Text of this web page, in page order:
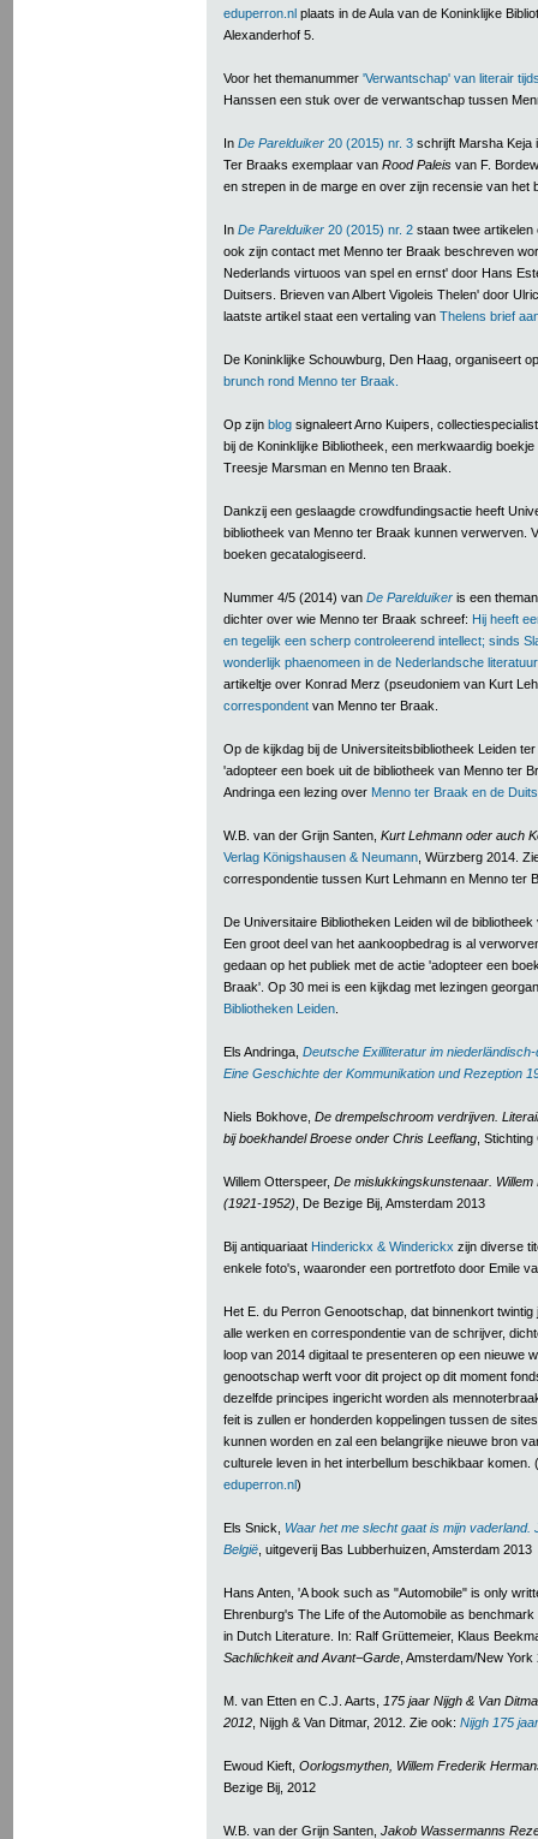
eduperron.nl plaats in de Aula van de Koninklijke
Alexanderhof 5.
Voor het themanummer 'Verwantschap' van literair
Hanssen een stuk over de verwantschap tussen
In De Parelduiker 20 (2015) nr. 3 schrijft Marsha Keja
Ter Braaks exemplaar van Rood Paleis van F.
en strepen in de marge en over zijn recensie van het
In De Parelduiker 20 (2015) nr. 2 staan twee artikelen
ook zijn contact met Menno ter Braak beschreven
Nederlands virtuoos van spel en ernst' door Hans
Duitsers. Brieven van Albert Vigoleis Thelen' door
laatste artikel staat een vertaling van Thelens brief
De Koninklijke Schouwburg, Den Haag, organiseert
brunch rond Menno ter Braak.
Op zijn blog signaleert Arno Kuipers,
bij de Koninklijke Bibliotheek, een merkwaardig
Treesje Marsman en Menno ten Braak.
Dankzij een geslaagde crowdfundingsactie heeft
bibliotheek van Menno ter Braak kunnen verwerven.
boeken gecatalogiseerd.
Nummer 4/5 (2014) van De Parelduiker is een
dichter over wie Menno ter Braak schreef: Hij heeft
en tegelijk een scherp controleerend intellect; sinds
wonderlijk phaenomeen in de Nederlandsche
artikeltje over Konrad Merz (pseudoniem van Kurt
correspondent van Menno ter Braak.
Op de kijkdag bij de Universiteitsbibliotheek Leiden
'adopteer een boek uit de bibliotheek van Menno ter
Andringa een lezing over Menno ter Braak en de
W.B. van der Grijn Santen, Kurt Lehmann oder auch
Verlag Königshausen & Neumann , Würzberg 2014.
correspondentie tussen Kurt Lehmann en Menno ter
De Universitaire Bibliotheken Leiden wil de
Een groot deel van het aankoopbedrag is al
gedaan op het publiek met de actie 'adopteer een
Braak'. Op 30 mei is een kijkdag met lezingen
Bibliotheken Leiden
Els Andringa, Deutsche Exilliteratur im
Eine Geschichte der Kommunikation und Rezeption
Niels Bokhove, De drempelschroom verdrijven.
bij boekhandel Broese onder Chris Leeflang ,
Willem Otterspeer, De mislukkingskunstenaar.
(1921-1952) , De Bezige Bij, Amsterdam 2013
Bij antiquariaat Hinderickx & Winderickx zijn diverse
enkele foto's, waaronder een portretfoto door Emile
Het E. du Perron Genootschap, dat binnenkort
alle werken en correspondentie van de schrijver,
loop van 2014 digitaal te presenteren op een nieuwe
genootschap werft voor dit project op dit moment
dezelfde principes ingericht worden als
feit is zullen er honderden koppelingen tussen de
kunnen worden en zal een belangrijke nieuwe bron
culturele leven in het interbellum beschikbaar komen.
eduperron.nl)
Els Snick, Waar het me slecht gaat is mijn vaderland.
België , uitgeverij Bas Lubberhuizen, Amsterdam 2013
Hans Anten, 'A book such as "Automobile" is only
Ehrenburg's The Life of the Automobile as
in Dutch Literature. In: Ralf Grüttemeier, Klaus
Sachlichkeit and Avant−Garde , Amsterdam/New
M. van Etten en C.J. Aarts, 175 jaar Nijgh & Van
2012 , Nijgh & Van Ditmar, 2012. Zie ook: Nijgh 175
Ewoud Kieft, Oorlogsmythen, Willem Frederik
Bezige Bij, 2012
W.B. van der Grijn Santen, Jakob Wassermanns